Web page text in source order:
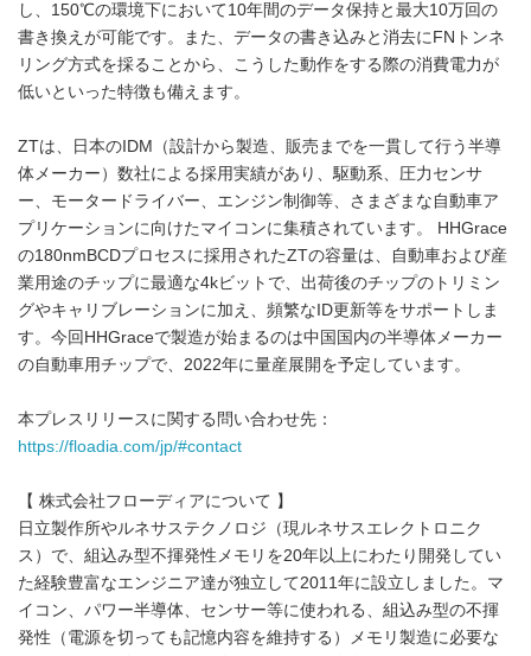
し、150℃の環境下において10年間のデータ保持と最大10万回の
書き換えが可能です。また、データの書き込みと消去にFNトンネ
リング方式を採ることから、こうした動作をする際の消費電力が
低いといった特徴も備えます。
ZTは、日本のIDM（設計から製造、販売までを一貫して行う半導
体メーカー）数社による採用実績があり、駆動系、圧力センサ
ー、モータードライバー、エンジン制御等、さまざまな自動車ア
プリケーションに向けたマイコンに集積されています。 HHGrace
の180nmBCDプロセスに採用されたZTの容量は、自動車および産
業用途のチップに最適な4kビットで、出荷後のチップのトリミン
グやキャリブレーションに加え、頻繁なID更新等をサポートしま
す。今回HHGraceで製造が始まるのは中国国内の半導体メーカー
の自動車用チップで、2022年に量産展開を予定しています。
本プレスリリースに関する問い合わせ先：
https://floadia.com/jp/#contact
【 株式会社フローディアについて 】
日立製作所やルネサステクノロジ（現ルネサスエレクトロニク
ス）で、組込み型不揮発性メモリを20年以上にわたり開発してい
た経験豊富なエンジニア達が独立して2011年に設立しました。マ
イコン、パワー半導体、センサー等に使われる、組込み型の不揮
発性（電源を切っても記憶内容を維持する）メモリ製造に必要な